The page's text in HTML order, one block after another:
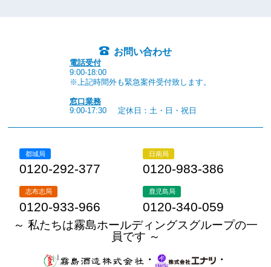
お問い合わせ
電話受付
9:00-18:00
※上記時間外も緊急案件受付致します。
窓口業務
9:00-17:30
定休日：土・日・祝日
都城局
0120-292-377
日南局
0120-983-386
志布志局
0120-933-966
鹿児島局
0120-340-059
～ 私たちは霧島ホールディングスグループの一
員です ～
・
・